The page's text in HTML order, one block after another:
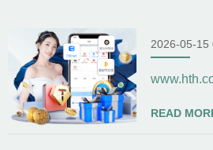
2026-05-15
READ